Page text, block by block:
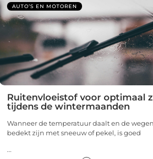
AUTO’S EN MOTOREN
Ruitenvloeistof voor optimaal
tijdens de wintermaanden
Wanneer de temperatuur daalt en de wegen
bedekt zijn met sneeuw of pekel, is goed